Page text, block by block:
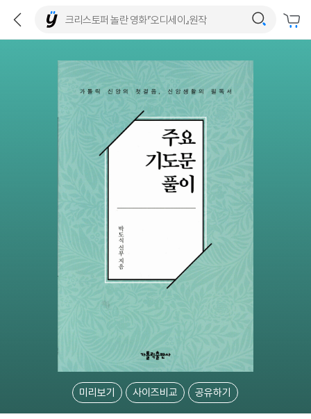
미리보기 사이즈비교 공유하기